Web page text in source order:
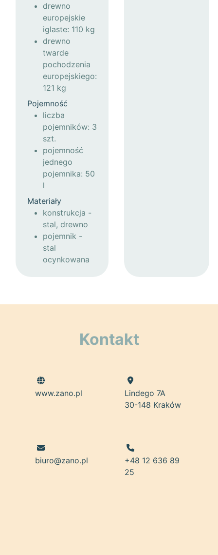
drewno
europejskie
iglaste: 110 kg
drewno
twarde
pochodzenia
europejskiego:
121 kg
Pojemność
liczba
pojemników: 3
szt.
pojemność
jednego
pojemnika: 50
l
Materiały
konstrukcja -
stal, drewno
pojemnik -
stal
ocynkowana
Kontakt
www.zano.pl
Lindego 7A
30-148 Kraków
biuro@zano.pl
+48 12 636 89
25